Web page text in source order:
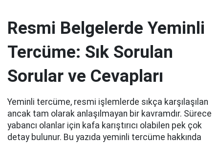
Resmi Belgelerde Yeminli
Tercüme: Sık Sorulan
Sorular ve Cevapları
Yeminli tercüme, resmi işlemlerde sıkça karşılaşılan
ancak tam olarak anlaşılmayan bir kavramdır. Sürece
yabancı olanlar için kafa karıştırıcı olabilen pek çok
detay bulunur. Bu yazıda yeminli tercüme hakkında